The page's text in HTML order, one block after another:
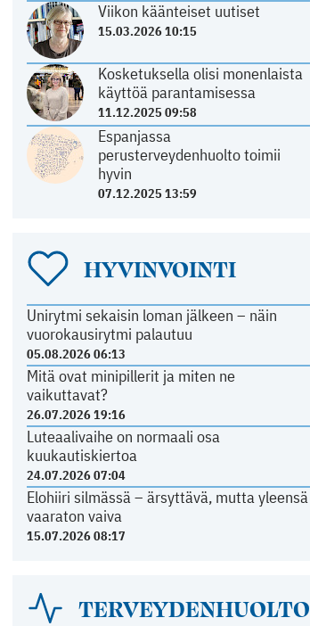
Viikon käänteiset uutiset
15.03.2026 10:15
Kosketuksella olisi monenlaista
käyttöä parantamisessa
11.12.2025 09:58
Espanjassa
perusterveydenhuolto toimii
hyvin
07.12.2025 13:59
HYVINVOINTI
Unirytmi sekaisin loman jälkeen – näin
vuorokausirytmi palautuu
05.08.2026 06:13
Mitä ovat minipillerit ja miten ne
vaikuttavat?
26.07.2026 19:16
Luteaalivaihe on normaali osa
kuukautiskiertoa
24.07.2026 07:04
Elohiiri silmässä – ärsyttävä, mutta yleensä
vaaraton vaiva
15.07.2026 08:17
TERVEYDENHUOLTO